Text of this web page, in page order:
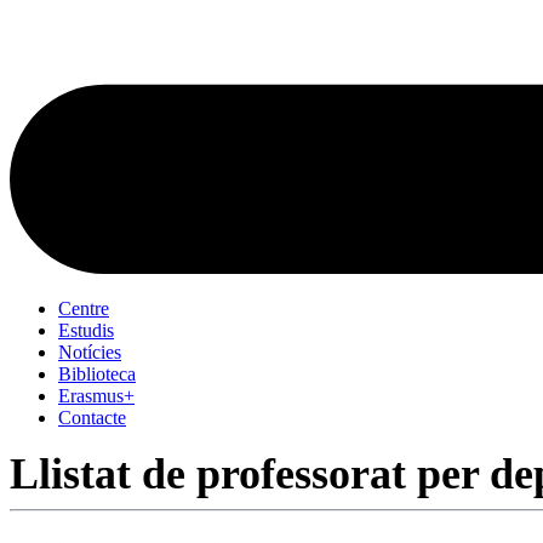
Centre
Estudis
Notícies
Biblioteca
Erasmus+
Contacte
Llistat de professorat per